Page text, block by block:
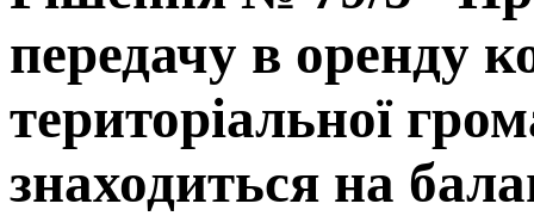
передачу в оренду
територіальної
знаходиться на